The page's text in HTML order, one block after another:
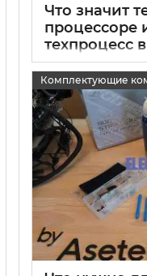
Что значит
процессоре
техпроцесс
Комплектующие